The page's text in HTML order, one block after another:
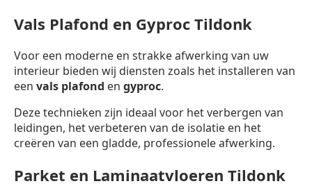
Vals Plafond en Gyproc Tildonk
Voor een moderne en strakke afwerking van uw
interieur bieden wij diensten zoals het installeren van
een vals plafond en gyproc.
Deze technieken zijn ideaal voor het verbergen van
leidingen, het verbeteren van de isolatie en het
creëren van een gladde, professionele afwerking.
Parket en Laminaatvloeren Tildonk